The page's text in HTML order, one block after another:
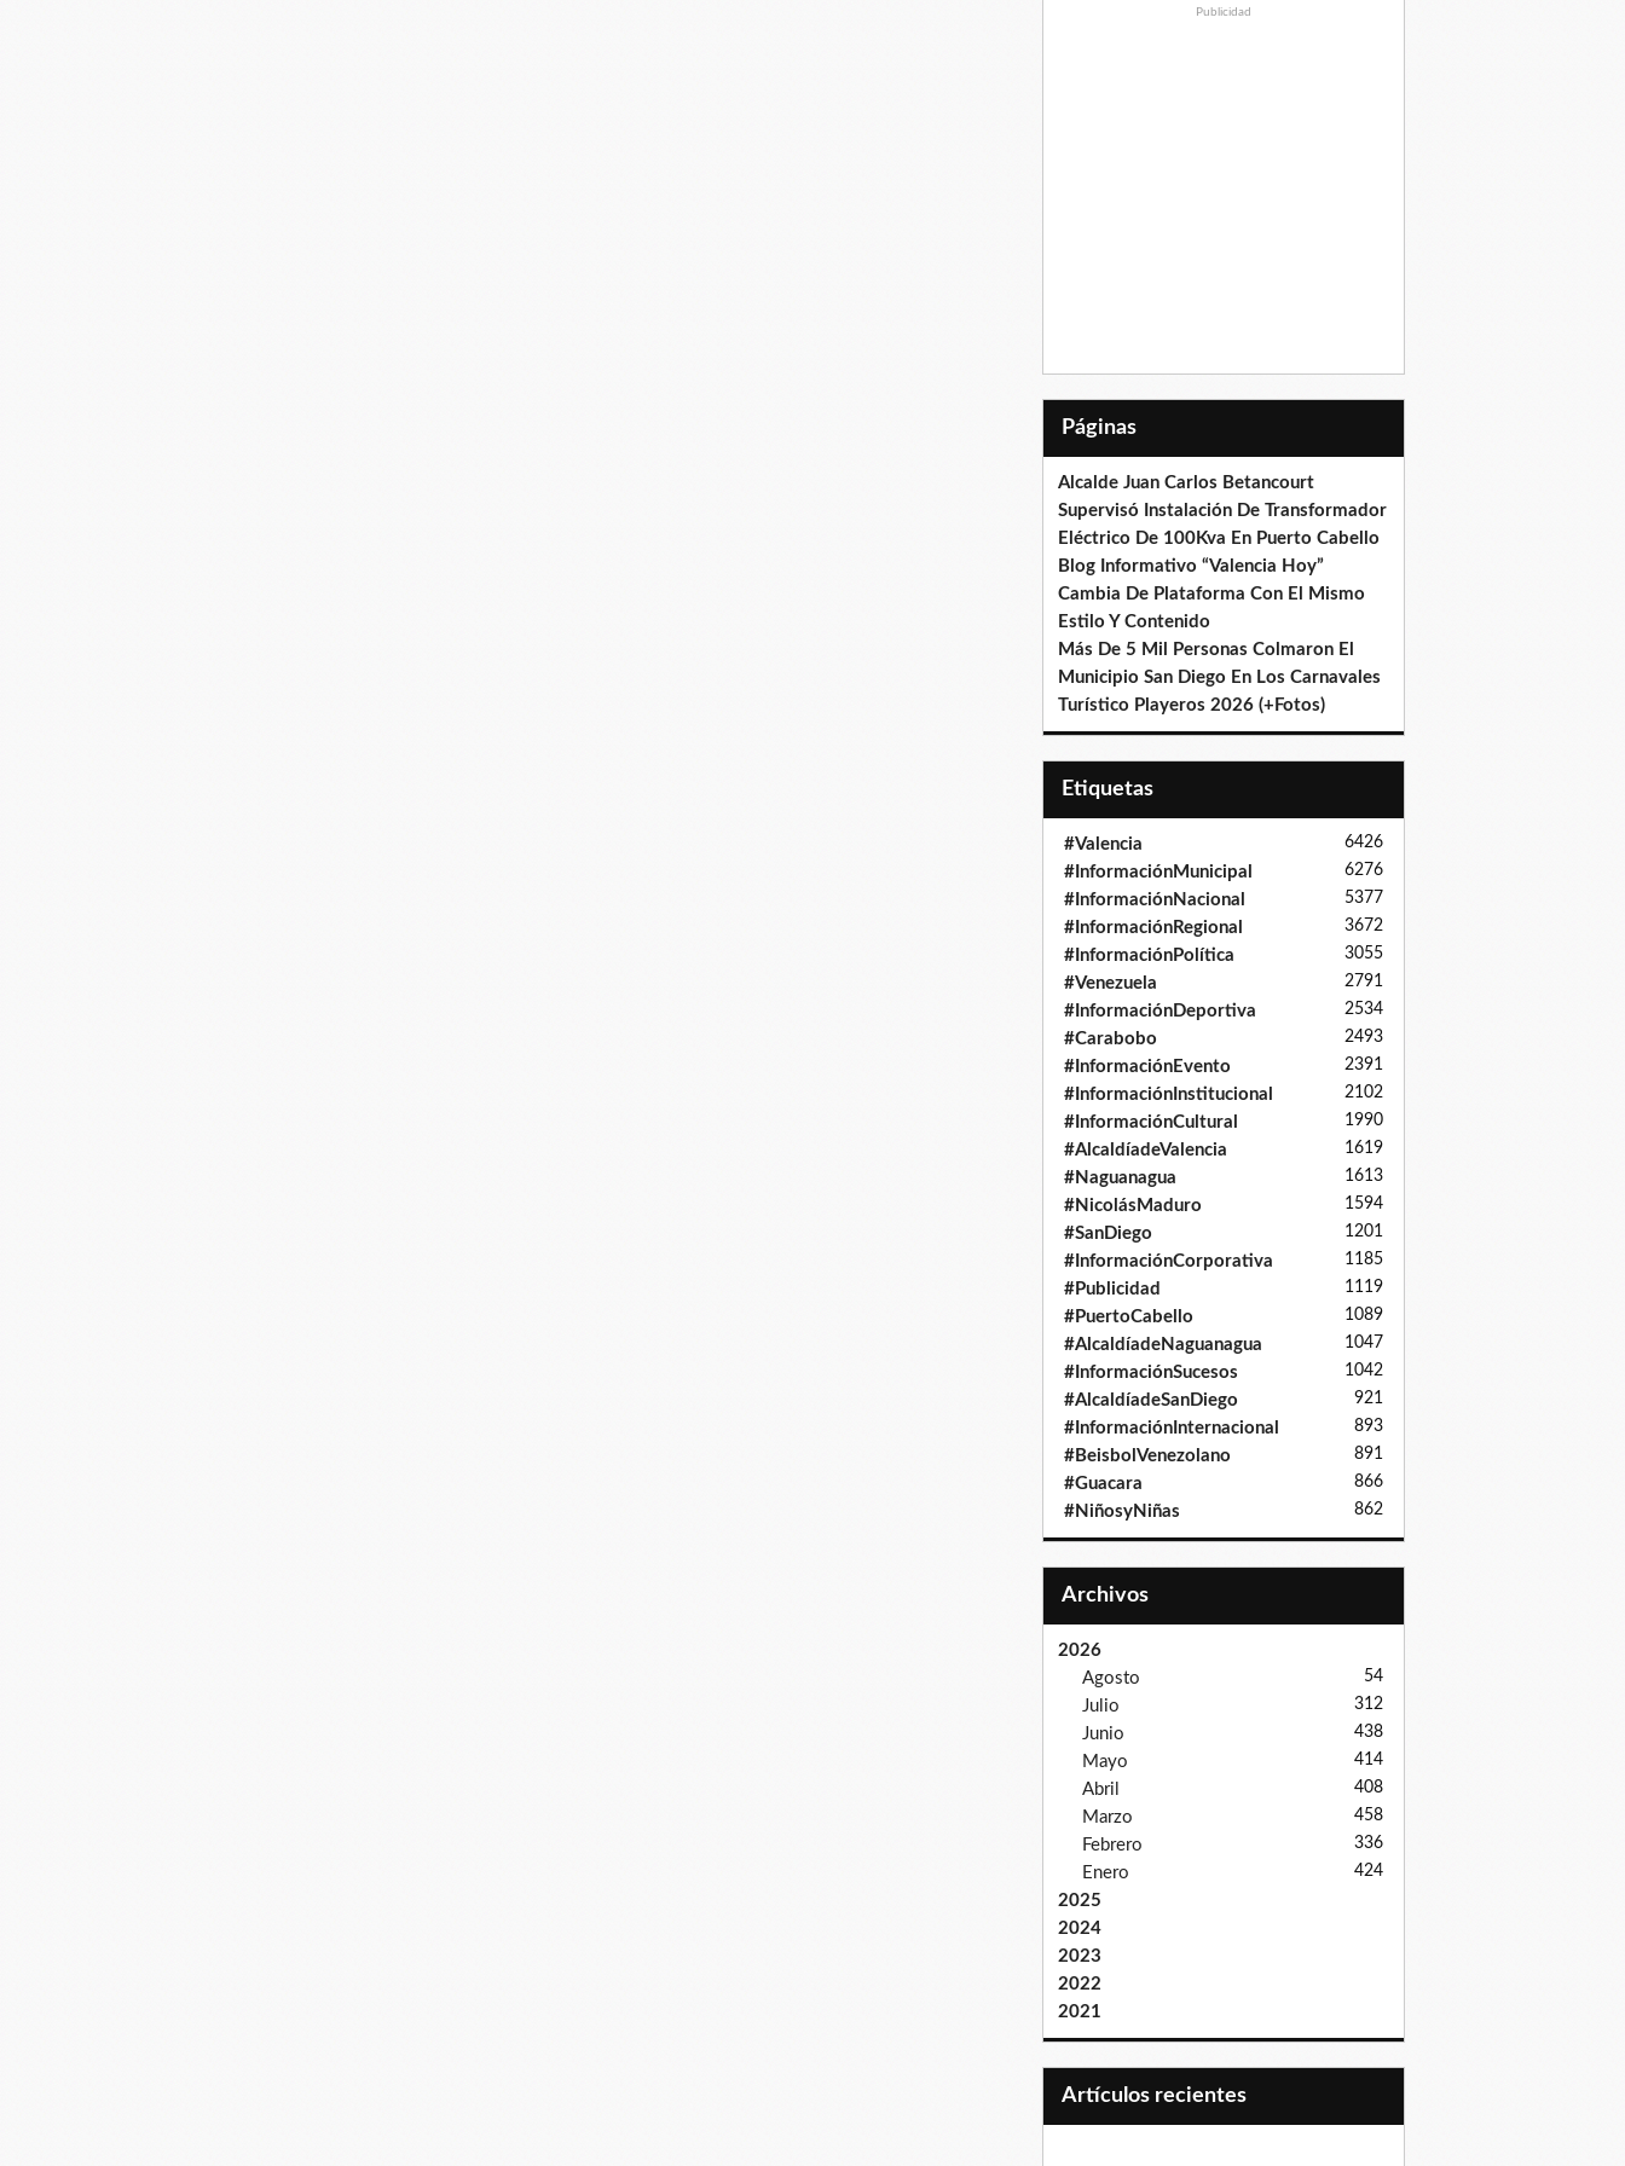
Publicidad
Páginas
Alcalde Juan Carlos Betancourt
Supervisó Instalación De Transformador
Eléctrico De 100Kva En Puerto Cabello
Blog Informativo “Valencia Hoy”
Cambia De Plataforma Con El Mismo
Estilo Y Contenido
Más De 5 Mil Personas Colmaron El
Municipio San Diego En Los Carnavales
Turístico Playeros 2026 (+Fotos)
Etiquetas
#Valencia 6426
#InformaciónMunicipal 6276
#InformaciónNacional 5377
#InformaciónRegional 3672
#InformaciónPolítica 3055
#Venezuela 2791
#InformaciónDeportiva 2534
#Carabobo 2493
#InformaciónEvento 2391
#InformaciónInstitucional 2102
#InformaciónCultural 1990
#AlcaldíadeValencia 1619
#Naguanagua 1613
#NicolásMaduro 1594
#SanDiego 1201
#InformaciónCorporativa 1185
#Publicidad 1119
#PuertoCabello 1089
#AlcaldíadeNaguanagua 1047
#InformaciónSucesos 1042
#AlcaldíadeSanDiego 921
#InformaciónInternacional 893
#BeisbolVenezolano 891
#Guacara 866
#NiñosyNiñas 862
Archivos
2026
Agosto
54
Julio 312
Junio 438
Mayo 414
Abril 408
Marzo 458
Febrero 336
Enero 424
2025
2024
2023
2022
2021
Artículos recientes